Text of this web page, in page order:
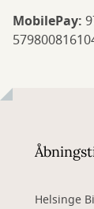
MobilePay:
Helsinge